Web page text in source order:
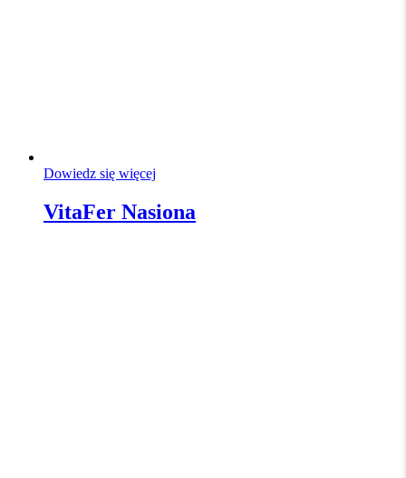
Dowiedz się więcej
VitaFer Nasiona